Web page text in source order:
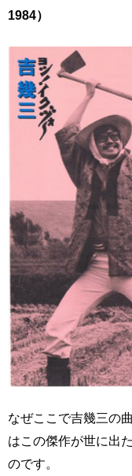
1984）
なぜここで吉幾三の
はこの傑作が世に出
のです。